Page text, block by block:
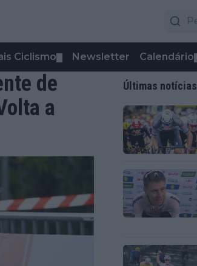
Ciclismo Newsletter Calendário
de
a
Últimas notícias